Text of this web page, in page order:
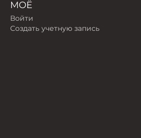
МОЁ
Войти
Создать учетную запись